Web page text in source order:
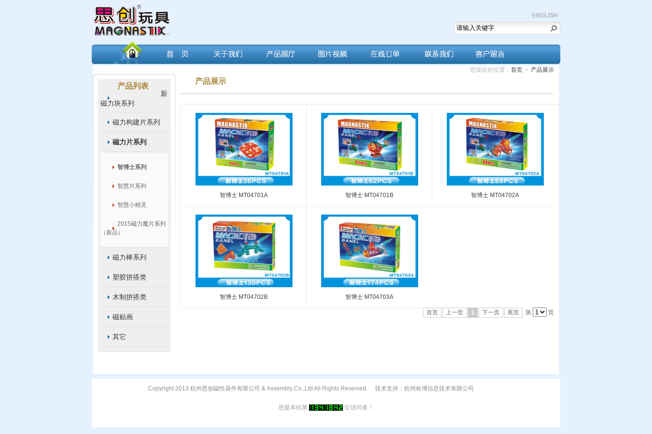
ENGLISH
您现在的位置： 首页 > 产品展示
产品列表
新
磁力块系列
磁力构建片系列
磁力片系列
智博士系列
智慧片系列
智慧小精灵
2015磁力魔片系列
（新品）
磁力棒系列
塑胶拼搭类
木制拼搭类
磁贴画
其它
产品展示
智博士 MT04701A 智博士 MT04701B 智博士 MT04702A
智博士 MT04702B 智博士 MT04703A
首页 上一页 1 下一页 尾页 第 页
Copyright 2013 杭州思创磁性器件有限公司 & Assembly Co.,Ltd All Rights Reserved 技术支持：杭州哈博信息技术有限公司
您是本站第 位访问者！